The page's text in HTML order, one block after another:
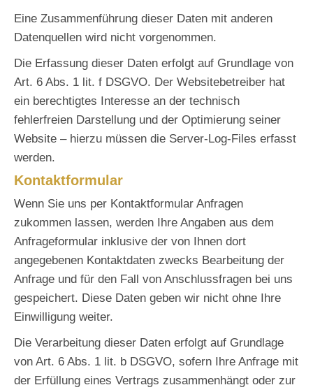
Eine Zusammenführung dieser Daten mit anderen
Datenquellen wird nicht vorgenommen.
Die Erfassung dieser Daten erfolgt auf Grundlage von
Art. 6 Abs. 1 lit. f DSGVO. Der Websitebetreiber hat
ein berechtigtes Interesse an der technisch
fehlerfreien Darstellung und der Optimierung seiner
Website – hierzu müssen die Server-Log-Files erfasst
werden.
Kontaktformular
Wenn Sie uns per Kontaktformular Anfragen
zukommen lassen, werden Ihre Angaben aus dem
Anfrageformular inklusive der von Ihnen dort
angegebenen Kontaktdaten zwecks Bearbeitung der
Anfrage und für den Fall von Anschlussfragen bei uns
gespeichert. Diese Daten geben wir nicht ohne Ihre
Einwilligung weiter.
Die Verarbeitung dieser Daten erfolgt auf Grundlage
von Art. 6 Abs. 1 lit. b DSGVO, sofern Ihre Anfrage mit
der Erfüllung eines Vertrags zusammenhängt oder zur